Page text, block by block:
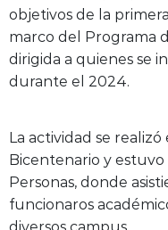
objetivos de la
marco del Programa
dirigida a quienes se
durante el 2024.
La actividad se
Bicentenario y
Personas, donde
funcionaros